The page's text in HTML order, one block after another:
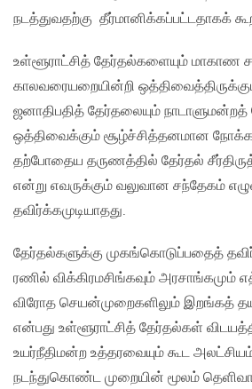
நடத்துவதற்கு தீர்மானிக்கப்பட்டதாகக்
உள்ளூராட்சித் தேர்தல்களையும் மாகாண
காலவரையறையின்றி
ஜனாதிபதித் தேர்தலையும் நாடாளுமன்றத்
ஒத்திவைக்கும் சூழ்ச்சித்தனமான
தற்போதைய தருணத்தில் தேர்தல்
என்று எவருக்கும் வலுவான சந்தேகம்
தவிர்க்கமுடியாதது.
தேர்தல்களுக்கு முகங்கொடுப்பதைத்
ரணில் விக்கிரமசிங்கவும்
விரோத செயன்முறைகளிலும் இறங்கத்
என்பது உள்ளூராட்சித் தேர்தல்கள்
உயர்நீதிமன்ற உத்தரவையும் கூட
நடந்துகொண்ட முறையின் மூலம்